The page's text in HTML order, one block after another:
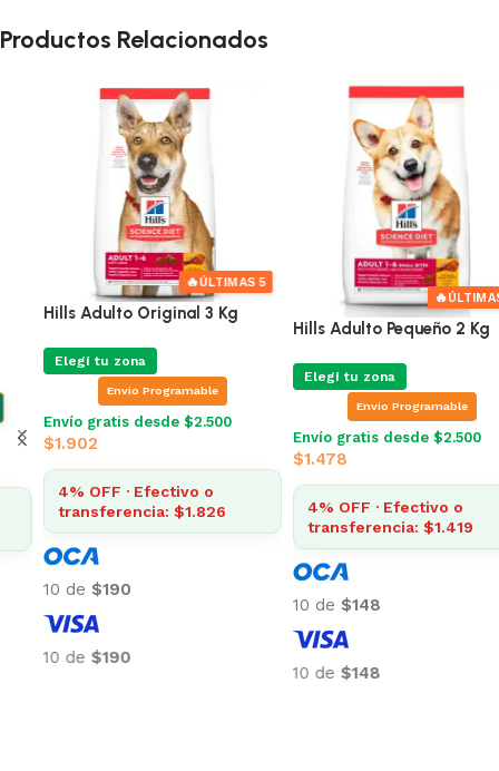
Productos Relacionados
🔥ÚLTIMAS 5
Hills Adulto Original 3 Kg
Elegí tu zona
Envio Programable
Envío gratis desde $2.500
1.902
4% OFF · Efectivo o
transferencia: $1.826
10 de$190
10 de$190
🔥 ÚLTIMAS 2
Hills Adulto Pequeño 2 Kg
Elegí tu zona
Envio Programable
Envío gratis desde $2.500
1.478
4% OFF · Efectivo o
transferencia: $1.419
10 de$148
10 de$148